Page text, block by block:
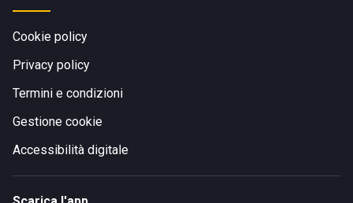
Cookie policy
Privacy policy
Termini e condizioni
Gestione cookie
Accessibilità digitale